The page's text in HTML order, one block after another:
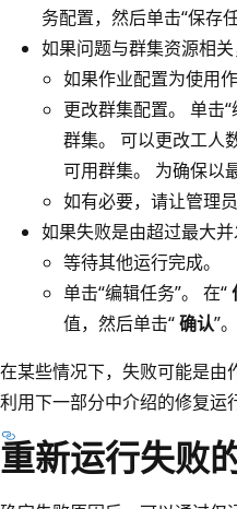
务配置，然后单击“保存任
如果问题与群集资源相
如果作业配置为使用
更改群集配置。 单击
群集。 可以更改工人
可用群集。 为确保以
如有必要，请让管理
如果失败是由超过最大
等待其他运行完成。
单击“编辑任务”。 在“
值，然后单击“确认”。
在某些情况下，失败可能是由
利用下一部分中介绍的修复运
重新运行失败